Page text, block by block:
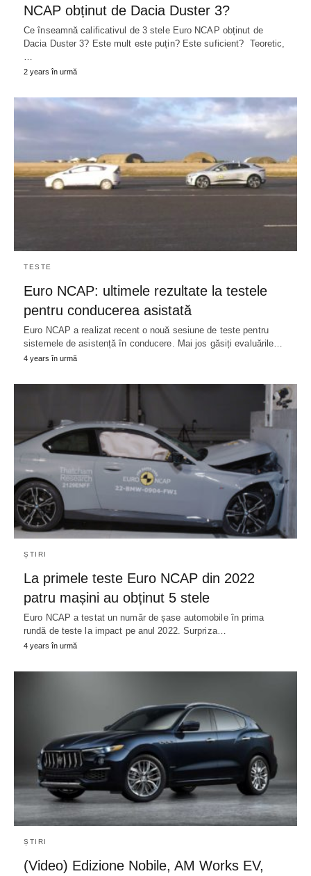
NCAP obținut de Dacia Duster 3?
Ce înseamnă calificativul de 3 stele Euro NCAP obținut de
Dacia Duster 3? Este mult este puțin? Este suficient? Teoretic,
2 years în urmă
TESTE
Euro NCAP: ultimele rezultate la testele
pentru conducerea asistată
Euro NCAP a realizat recent o nouă sesiune de teste pentru
sistemele de asistență în conducere. Mai jos găsiți evaluările…
4 years în urmă
ȘTIRI
La primele teste Euro NCAP din 2022
patru mașini au obținut 5 stele
Euro NCAP a testat un număr de șase automobile în prima
rundă de teste la impact pe anul 2022. Surpriza…
4 years în urmă
ȘTIRI
(Video) Edizione Nobile, AM Works EV,